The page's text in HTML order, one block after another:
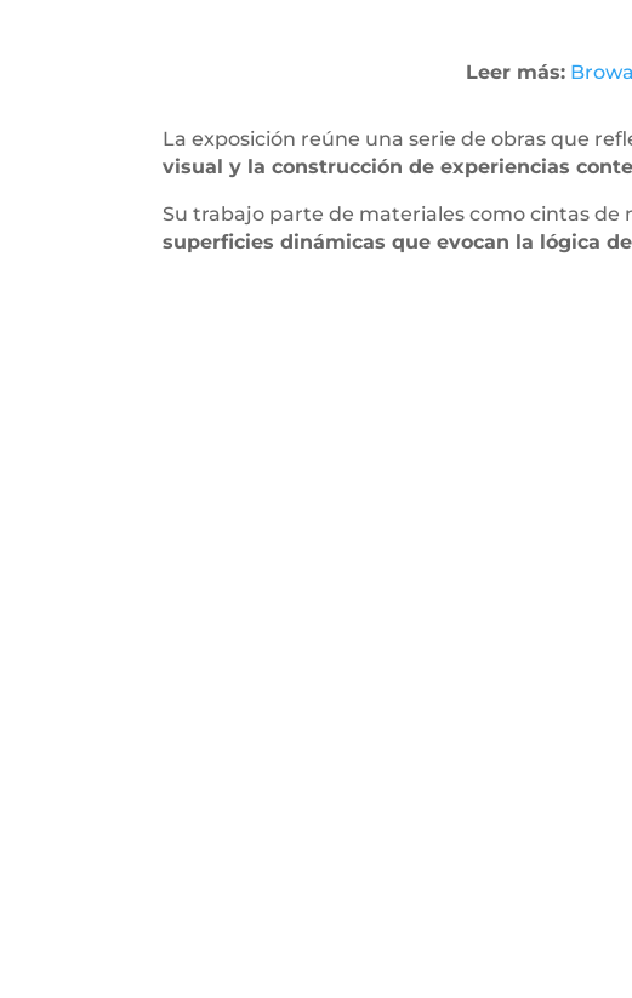
Leer más:
La exposición reúne una serie de obras que
visual y la construcción de experiencias
Su trabajo parte de materiales como cintas
superficies dinámicas que evocan la lógica